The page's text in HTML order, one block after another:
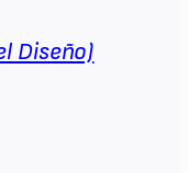
Diseño)